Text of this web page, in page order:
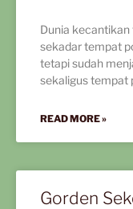
Dunia kecantikan
sekadar tempat
tetapi sudah
sekaligus tempat
READ MORE »
Gorden